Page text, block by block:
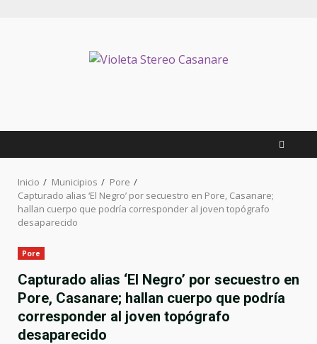
Inicio Municipios
Pore
Capturado alias ‘El Negro’ por secuestro en Pore, Casanare;
hallan cuerpo que podría corresponder al joven topógrafo
desaparecido
Pore
Capturado alias ‘El Negro’ por secuestro en
Pore, Casanare; hallan cuerpo que podría
corresponder al joven topógrafo
desaparecido